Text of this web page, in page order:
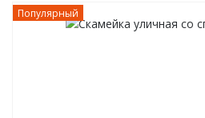
Популярный